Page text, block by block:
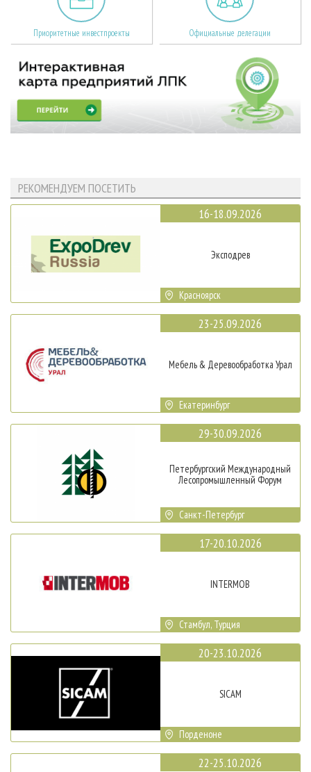
Приоритетные инвестпроекты Официальные делегации
РЕКОМЕНДУЕМ ПОСЕТИТЬ
16-18.09.2026
Эксподрев
Красноярск
23-25.09.2026
Мебель & Деревообработка Урал
Екатеринбург
29-30.09.2026
Петербургский Международный
Лесопромышленный Форум
Санкт-Петербург
17-20.10.2026
INTERMOB
Стамбул, Турция
20-23.10.2026
SICAM
Порденоне
22-25.10.2026